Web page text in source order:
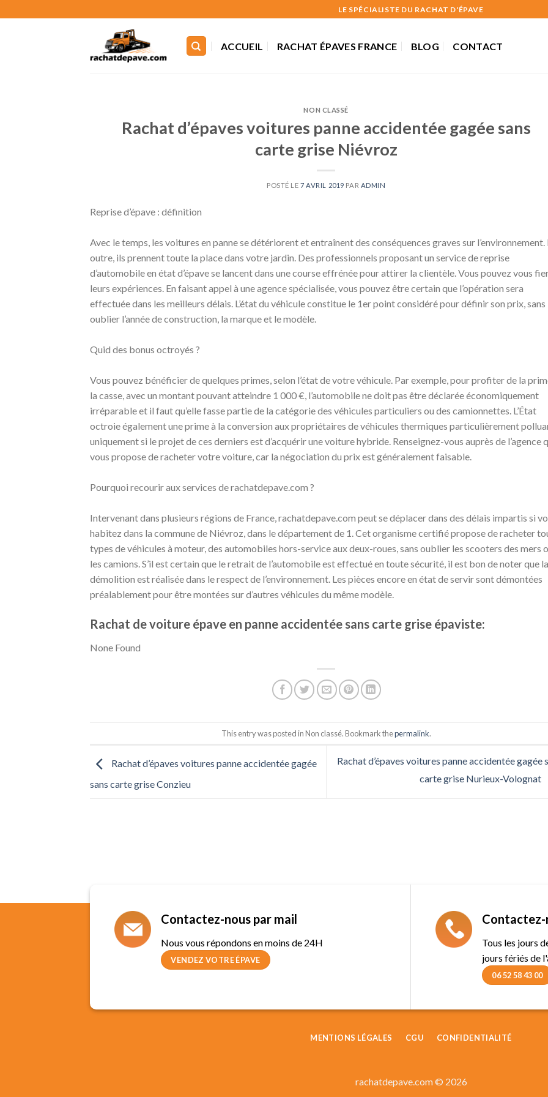
to
LE SPÉCIALISTE DU RACHAT D'ÉPAVE
ACCUEIL RACHAT ÉPAVES FRANCE BLOG CONTACT
NON CLASSÉ
Rachat d’épaves voitures panne accidentée gagée sans
carte grise Niévroz
POSTÉ LE7 AVRIL 2019 PAR ADMIN
Reprise d’épave : définition
Avec le temps, les voitures en panne se détériorent et entraînent des conséquences graves sur l’environnement.
outre, ils prennent toute la place dans votre jardin. Des professionnels proposant un service de reprise
d’automobile en état d’épave se lancent dans une course effrénée pour attirer la clientèle. Vous pouvez vous
leurs expériences. En faisant appel à une agence spécialisée, vous pouvez être certain que l’opération sera
effectuée dans les meilleurs délais. L’état du véhicule constitue le 1er point considéré pour définir son prix, sans
oublier l’année de construction, la marque et le modèle.
Quid des bonus octroyés ?
Vous pouvez bénéficier de quelques primes, selon l’état de votre véhicule. Par exemple, pour profiter de la
la casse, avec un montant pouvant atteindre 1 000 €, l’automobile ne doit pas être déclarée économiquement
irréparable et il faut qu’elle fasse partie de la catégorie des véhicules particuliers ou des camionnettes. L’État
octroie également une prime à la conversion aux propriétaires de véhicules thermiques particulièrement
uniquement si le projet de ces derniers est d’acquérir une voiture hybride. Renseignez-vous auprès de l’agence
vous propose de racheter votre voiture, car la négociation du prix est généralement faisable.
Pourquoi recourir aux services de rachatdepave.com ?
Intervenant dans plusieurs régions de France, rachatdepave.com peut se déplacer dans des délais impartis si
habitez dans la commune de Niévroz, dans le département de 1. Cet organisme certifié propose de racheter
types de véhicules à moteur, des automobiles hors-service aux deux-roues, sans oublier les scooters des mers
les camions. S’il est certain que le retrait de l’automobile est effectué en toute sécurité, il est bon de noter que la
démolition est réalisée dans le respect de l’environnement. Les pièces encore en état de servir sont démontées
préalablement pour être montées sur d’autres véhicules du même modèle.
Rachat de voiture épave en panne accidentée sans carte grise épaviste:
None Found
This entry was posted in Non classé. Bookmark thepermalink.
Rachat d’épaves voitures panne accidentée gagée
sans carte grise Conzieu
Rachat d’épaves voitures panne accidentée gagée
carte grise Nurieux-Volognat
Contactez-nous par mail
Nous vous répondons en moins de 24H
VENDEZ VOTRE ÉPAVE
Contactez-
Tous les jours
jours fériés de
06 52 58 43 00
MENTIONS LÉGALES CGU CONFIDENTIALITÉ
rachatdepave.com © 2026